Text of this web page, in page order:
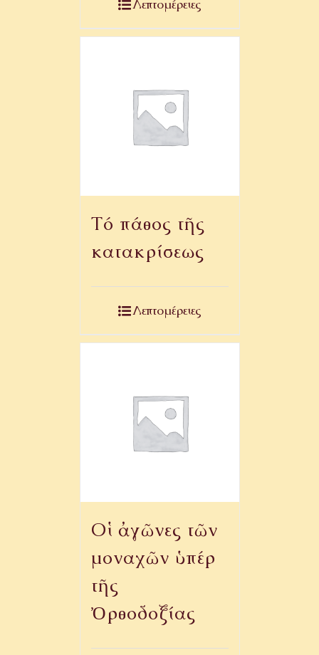
Λεπτομέρειες
Τό πάθος τῆς
κατακρίσεως
Λεπτομέρειες
Οἱ ἀγῶνες τῶν
μοναχῶν ὑπέρ
τῆς
Ὀρθοδοξίας